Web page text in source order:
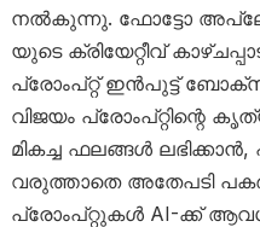
നൽകുന്നു. ഫോട്ടോ
യുടെ ക്രിയേറ്റീവ്
പ്രോംപ്റ്റ് ഇൻപുട്ട്
വിജയം പ്രോംപ്റ്റിന്റെ
മികച്ച ഫലങ്ങൾ
വരുത്താതെ അതേപടി
പ്രോംപ്റ്റുകൾ AI-ക്ക്